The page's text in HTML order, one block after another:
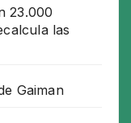
23.000
las
Gaiman